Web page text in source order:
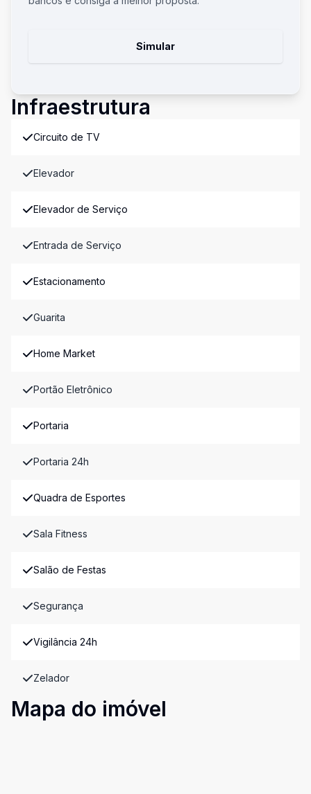
Simular
Infraestrutura
Circuito de TV
Elevador
Elevador de Serviço
Entrada de Serviço
Estacionamento
Guarita
Home Market
Portão Eletrônico
Portaria
Portaria 24h
Quadra de Esportes
Sala Fitness
Salão de Festas
Segurança
Vigilância 24h
Zelador
Mapa do imóvel